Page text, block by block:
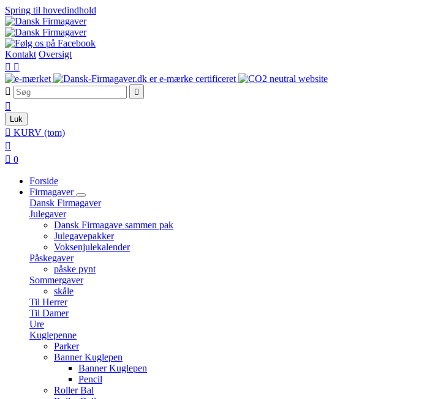
Spring til hovedindhold
Kontakt Oversigt
 
 

Luk
 KURV (tom)

 0
Forside
Firmagaver
Dansk Firmagaver
Julegaver
Dansk Firmagave sammen pak
Julegavepakker
Voksenjulekalender
Påskegaver
påske pynt
Sommergaver
skåle
Til Herrer
Til Damer
Ure
Kuglepenne
Parker
Banner Kuglepen
Banner Kuglepen
Pencil
Roller Bal